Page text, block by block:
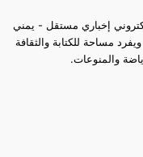
إخباري مستقل - يمني
مساحة للكتابة والثقافة
والمنوعات.